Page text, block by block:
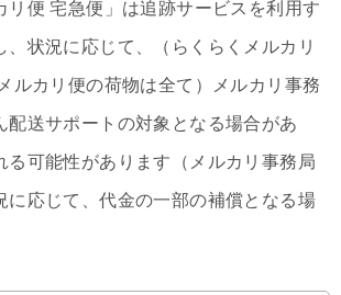
リ便 宅急便」は追跡サービスを利用す
、状況に応じて、（らくらくメルカリ
ルカリ便の荷物は全て）メルカリ事務
配送サポートの対象となる場合があ
る可能性があります（メルカリ事務局
に応じて、代金の一部の補償となる場